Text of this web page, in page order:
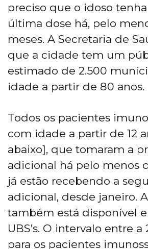
preciso que o idoso
última dose há, pelo
meses. A Secretaria de
que a cidade tem um
estimado de 2.500
idade a partir de 80 anos.
Todos os pacientes
com idade a partir de 12
abaixo], que tomaram a
adicional há pelo menos
já estão recebendo a
adicional, desde janeiro.
também está disponível
UBS’s. O intervalo entre a
para os pacientes